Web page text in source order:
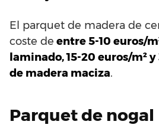
El parquet de madera de
coste de entre 5-10 euros/
laminado, 15-20 euros/m²
de madera maciza.
Parquet de nogal